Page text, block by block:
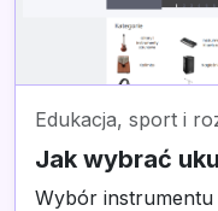
Edukacja, sport i
Jak wybrać
Wybór